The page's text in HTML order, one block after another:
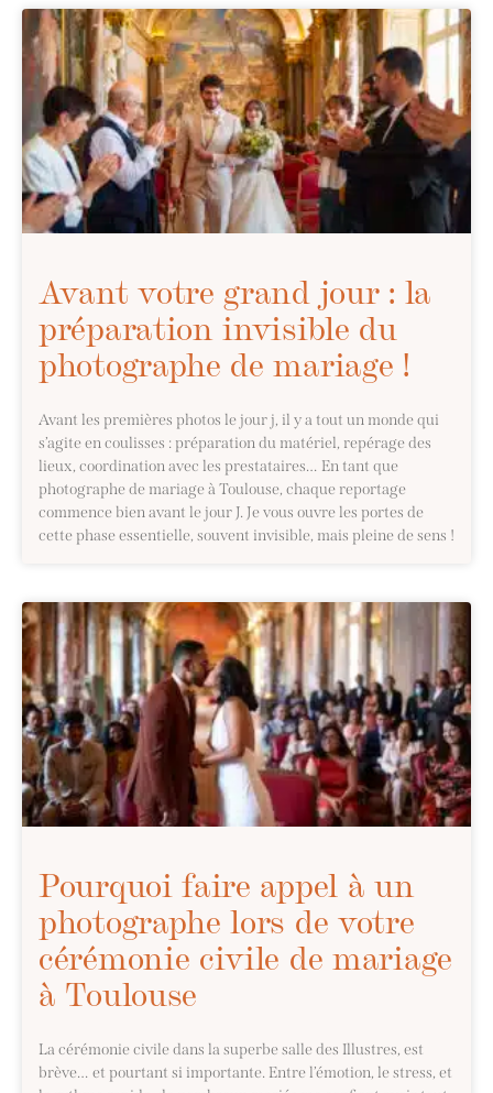
Avant votre grand jour : la
préparation invisible du
photographe de mariage !
Avant les premières photos le jour j, il y a tout un monde qui
s’agite en coulisses : préparation du matériel, repérage des
lieux, coordination avec les prestataires… En tant que
photographe de mariage à Toulouse, chaque reportage
commence bien avant le jour J. Je vous ouvre les portes de
cette phase essentielle, souvent invisible, mais pleine de sens !
Pourquoi faire appel à un
photographe lors de votre
cérémonie civile de mariage
à Toulouse
La cérémonie civile dans la superbe salle des Illustres, est
brève… et pourtant si importante. Entre l’émotion, le stress, et